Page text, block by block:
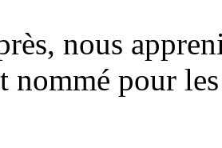
nous
nommé pour